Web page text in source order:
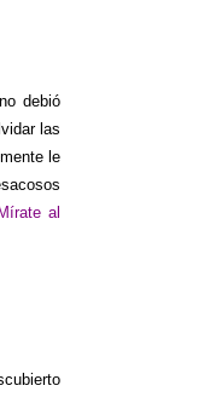
debió
las
le
al